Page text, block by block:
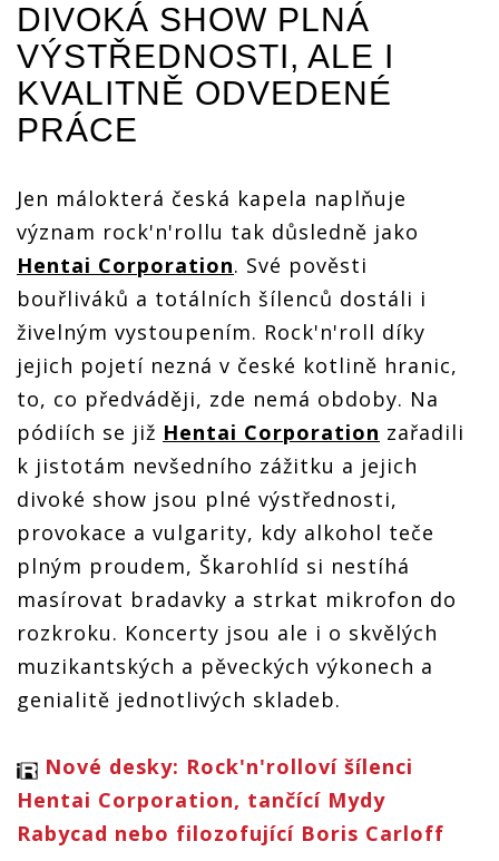
DIVOKÁ SHOW PLNÁ
VÝSTŘEDNOSTI, ALE I
KVALITNĚ ODVEDENÉ
PRÁCE
Jen málokterá česká kapela naplňuje
význam rock'n'rollu tak důsledně jako
Hentai Corporation. Své pověsti
bouřliváků a totálních šílenců dostáli i
živelným vystoupením. Rock'n'roll díky
jejich pojetí nezná v české kotlině hranic,
to, co předváději, zde nemá obdoby. Na
pódiích se již Hentai Corporation zařadili
k jistotám nevšedního zážitku a jejich
divoké show jsou plné výstřednosti,
provokace a vulgarity, kdy alkohol teče
plným proudem, Škarohlíd si nestíhá
masírovat bradavky a strkat mikrofon do
rozkroku. Koncerty jsou ale i o skvělých
muzikantských a pěveckých výkonech a
genialitě jednotlivých skladeb.
Nové desky: Rock'n'rolloví šílenci
Hentai Corporation, tančící Mydy
Rabycad nebo filozofující Boris Carloff